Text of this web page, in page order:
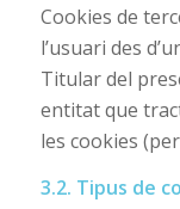
Cookies de
l’usuari des
Titular del
entitat que
les cookies
3.2. Tipus de